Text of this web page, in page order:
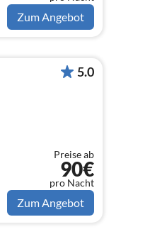
Zum Angebot
5.0
Preise ab
90€
pro Nacht
Zum Angebot